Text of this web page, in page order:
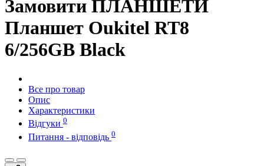
Замовити ПЛАНШЕТИ
Планшет Oukitel RT8
6/256GB Black
Все про товар
Опис
Характеристики
Відгуки 0
Питання - відповідь 0